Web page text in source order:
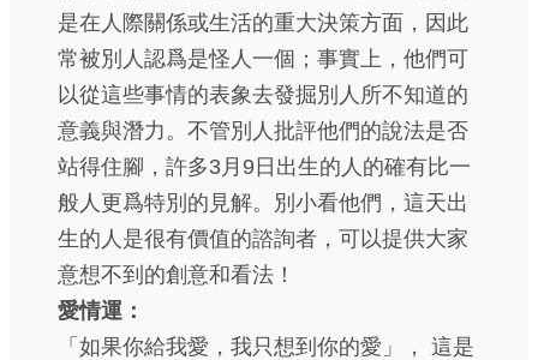
是在人際關係或生活的重大決策方面，因此
常被別人認爲是怪人一個；事實上，他們可
以從這些事情的表象去發掘別人所不知道的
意義與潛力。不管別人批評他們的說法是否
站得住腳，許多3月9日出生的人的確有比一
般人更爲特別的見解。別小看他們，這天出
生的人是很有價值的諮詢者，可以提供大家
意想不到的創意和看法！
愛情運：
「如果你給我愛，我只想到你的愛」， 這是